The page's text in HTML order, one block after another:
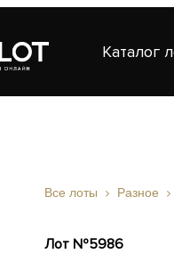
Каталог
Все лоты Разное
Лот №5986